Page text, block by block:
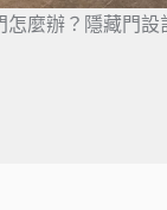
怎麼辦？隱藏門設